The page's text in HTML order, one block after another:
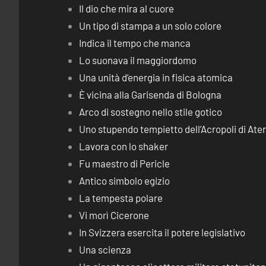
Il dio che mira al cuore
Un tipo di stampa a un solo colore
Indica il tempo che manca
Lo suonava il maggiordomo
Una unità d’energia in fisica atomica
È vicina alla Garisenda di Bologna
Arco di sostegno nello stile gotico
Uno stupendo tempietto dell’Acropoli di
Lavora con lo shaker
Fu maestro di Pericle
Antico simbolo egizio
La tempesta polare
Vi morì Cicerone
In Svizzera esercita il potere legislativo
Una scienza